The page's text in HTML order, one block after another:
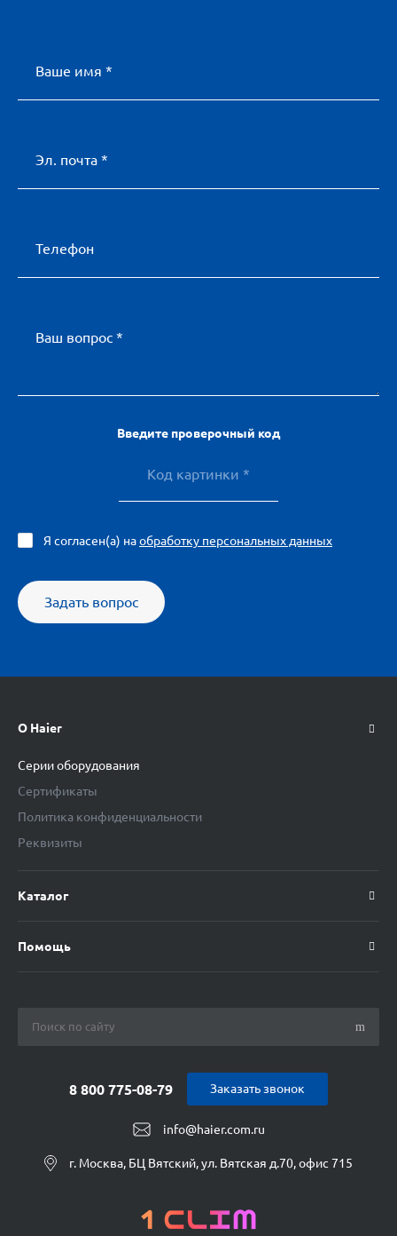
Ваше имя *
Эл. почта *
Телефон
Ваш вопрос *
Введите проверочный код
Задать вопрос
Я согласен(а) наобработку персональных данных
О Haier
Серии оборудования
Сертификаты
Политика конфиденциальности
Реквизиты
Каталог
Помощь
info@haier.com.ru
8 800 775-08-79
г. Москва, БЦ Вятский, ул. Вятская д.70, офис 715
Заказать звонок